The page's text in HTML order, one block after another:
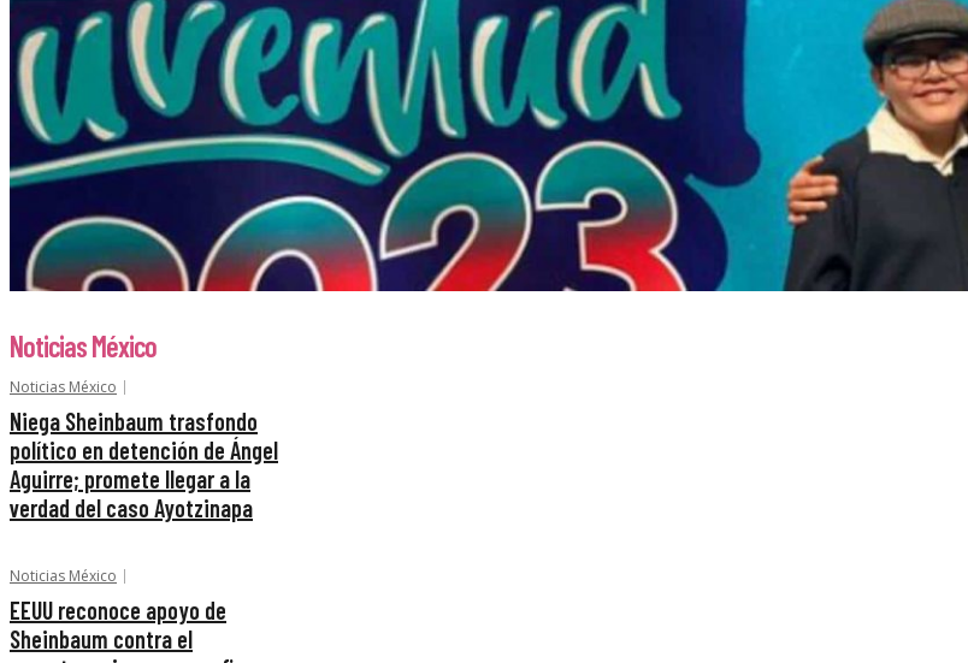
Noticias México
Noticias México
Niega Sheinbaum trasfondo
político en detención de Ángel
Aguirre; promete llegar a la
verdad del caso Ayotzinapa
Noticias México
EEUU reconoce apoyo de
Sheinbaum contra el